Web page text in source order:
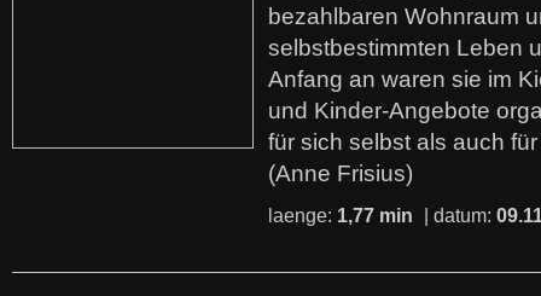
bezahlbaren Wohnraum
selbstbestimmten Leben
Anfang an waren sie im
und Kinder-Angebote
für sich selbst als auch
(Anne Frisius)
laenge: 1,77 min | datum: